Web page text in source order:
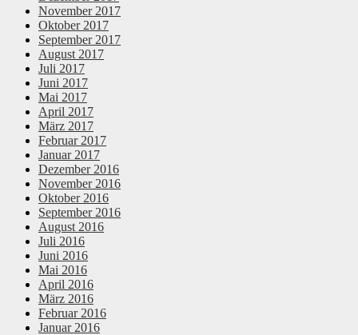
November 2017
Oktober 2017
September 2017
August 2017
Juli 2017
Juni 2017
Mai 2017
April 2017
März 2017
Februar 2017
Januar 2017
Dezember 2016
November 2016
Oktober 2016
September 2016
August 2016
Juli 2016
Juni 2016
Mai 2016
April 2016
März 2016
Februar 2016
Januar 2016